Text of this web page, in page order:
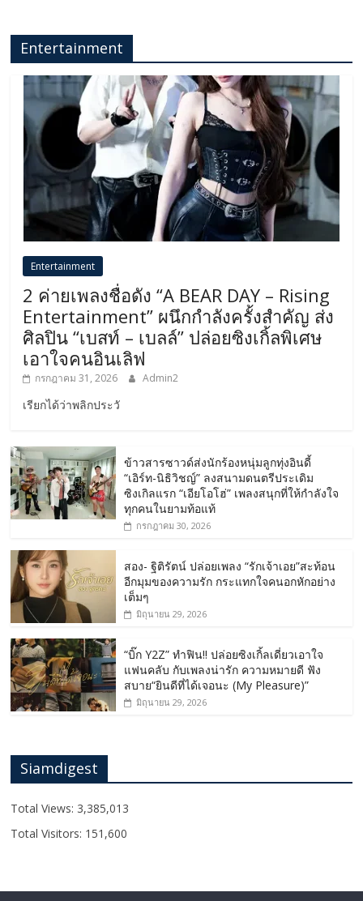
Entertainment
Entertainment
2 ค่ายเพลงชื่อดัง “A BEAR DAY – Rising
Entertainment” ผนึกกำลังครั้งสำคัญ ส่ง
ศิลปิน “เบสท์ – เบลล์” ปล่อยซิงเกิ้ลพิเศษ
เอาใจคนอินเลิฟ
กรกฎาคม 31, 2026 Admin2
เรียกได้ว่าพลิกประวั
ข้าวสารซาวด์ส่งนักร้องหนุ่มลูกทุ่งอินดี้
“เอิร์ท-นิธิวิชญ์” ลงสนามดนตรีประเดิม
ซิงเกิลแรก “เอียโอโฮ่” เพลงสนุกที่ให้กำลังใจ
ทุกคนในยามท้อแท้
กรกฎาคม 30, 2026
สอง- ฐิติรัตน์ ปล่อยเพลง “รักเจ้าเอย”สะท้อน
อีกมุมของความรัก กระแทกใจคนอกหักอย่าง
เต็มๆ
มิถุนายน 29, 2026
“บิ๊ก Y2Z” ทำฟิน!! ปล่อยซิงเกิ้ลเดี่ยวเอาใจ
แฟนคลับ กับเพลงน่ารัก ความหมายดี ฟัง
สบาย“ยินดีที่ได้เจอนะ (My Pleasure)”
มิถุนายน 29, 2026
Siamdigest
Total Views: 3,385,013
Total Visitors: 151,600